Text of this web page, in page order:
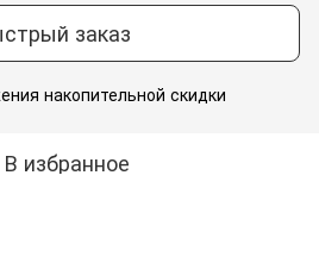
заказ
накопительной скидки
В избранное